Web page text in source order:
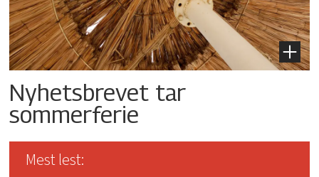
Nyhetsbrevet tar
sommerferie
Mest lest: